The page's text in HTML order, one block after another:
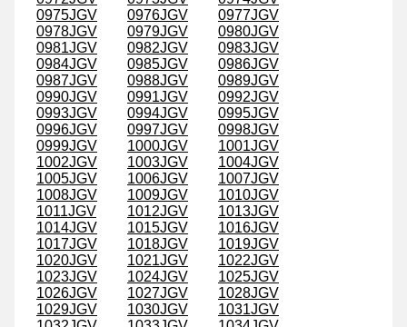
0975JGV
0976JGV
0977JGV
0978JGV
0979JGV
0980JGV
0981JGV
0982JGV
0983JGV
0984JGV
0985JGV
0986JGV
0987JGV
0988JGV
0989JGV
0990JGV
0991JGV
0992JGV
0993JGV
0994JGV
0995JGV
0996JGV
0997JGV
0998JGV
0999JGV
1000JGV
1001JGV
1002JGV
1003JGV
1004JGV
1005JGV
1006JGV
1007JGV
1008JGV
1009JGV
1010JGV
1011JGV
1012JGV
1013JGV
1014JGV
1015JGV
1016JGV
1017JGV
1018JGV
1019JGV
1020JGV
1021JGV
1022JGV
1023JGV
1024JGV
1025JGV
1026JGV
1027JGV
1028JGV
1029JGV
1030JGV
1031JGV